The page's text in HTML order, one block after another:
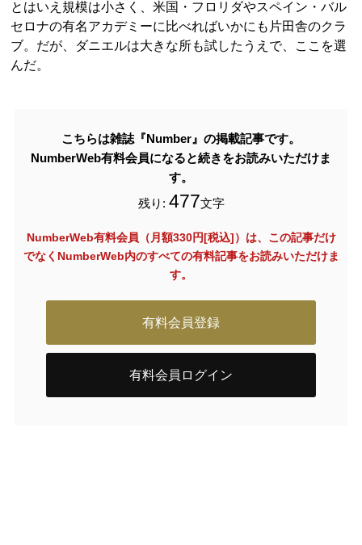
とはいえ規模は小さく、米国・フロリダやスペイン・バル
セロナの有名アカデミーに比べればいかにも片田舎のクラ
ブ。だが、ダニエルは大きな所も試したうえで、ここを選
んだ。
こちらは雑誌『Number』の掲載記事です。
NumberWeb有料会員になると続きをお読みいただけま
す。
残り: 477文字
NumberWeb有料会員（月額330円[税込]）は、この記事だけ
でなく NumberWeb内のすべての有料記事をお読みいただけま
す。
有料会員登録
有料会員ログイン